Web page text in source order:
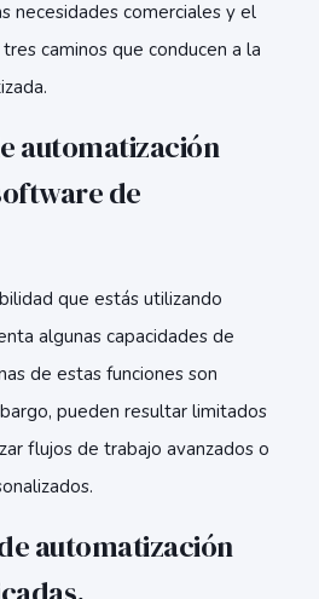
necesidades comerciales y el
caminos que conducen a la
automatización
de
que estás utilizando
algunas capacidades de
de estas funciones son
pueden resultar limitados
flujos de trabajo avanzados o
automatización